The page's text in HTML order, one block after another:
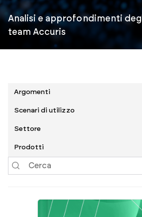
Analisi e approfondimenti
team Accuris
Argomenti
Scenari di utilizzo
Settore
Prodotti